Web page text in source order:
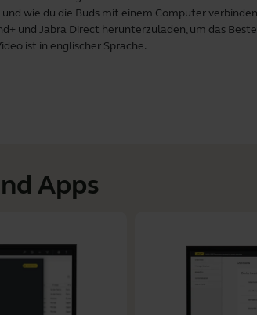
wie du die Buds mit einem Computer
undJabra Direct herunterzuladen, um das
ist in englischer Sprache.
Apps